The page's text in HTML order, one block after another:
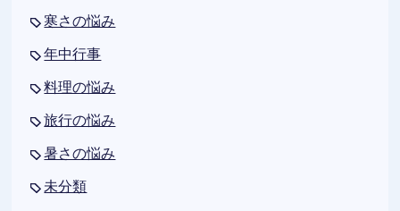
寒さの悩み
年中行事
料理の悩み
旅行の悩み
暑さの悩み
未分類